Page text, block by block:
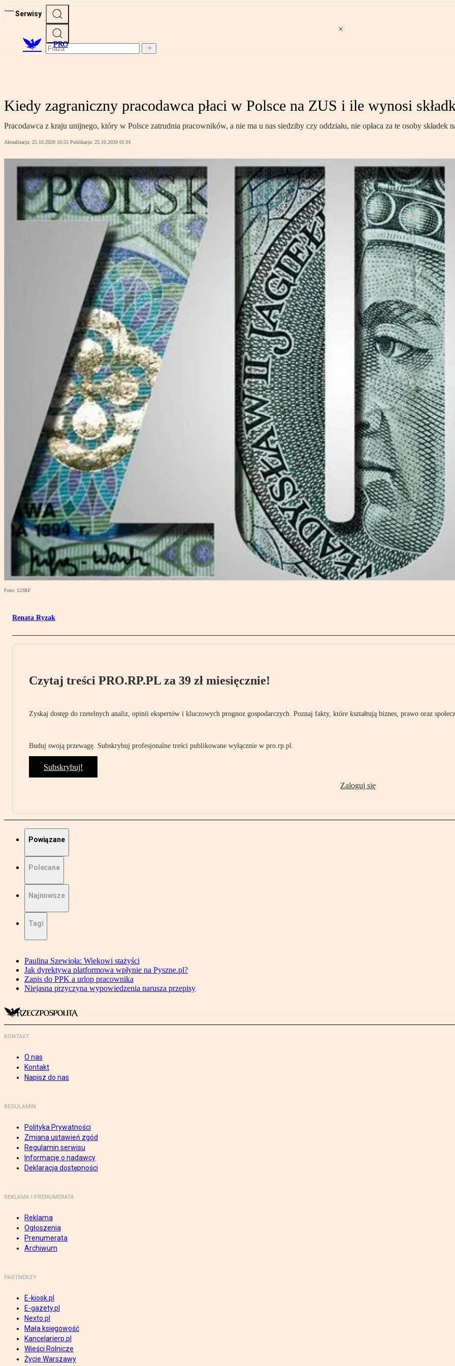
Serwisy
PRO
Kiedy zagraniczny pracodawca płaci w Polsce na ZUS i ile wynosi
Pracodawca z kraju unijnego, który w Polsce zatrudnia pracowników, a nie ma u nas siedziby czy oddziału, nie opłaca za te osoby
Aktualizacja: 25.10.2020 10:55 Publikacja: 25.10.2020 01:01
Foto: 123RF
Renata Ryzak
Czytaj treści PRO.RP.PL za 39 zł miesięcznie!
Zyskaj dostęp do rzetelnych analiz, opinii ekspertów i kluczowych prognoz gospodarczych. Poznaj fakty, które kształtują biznes, prawo oraz
Buduj swoją przewagę. Subskrybuj profesjonalne treści publikowane wyłącznie w pro.rp.pl.
Subskrybuj!
Zaloguj się
Powiązane
Polecane
Najnowsze
Tagi
Paulina Szewioła: Wiekowi stażyści
Jak dyrektywa platformowa wpłynie na Pyszne.pl?
Zapis do PPK a urlop pracownika
Niejasna przyczyna wypowiedzenia narusza przepisy
KONTAKT
O nas
Kontakt
Napisz do nas
REGULAMIN
Polityka Prywatności
Zmiana ustawień zgód
Regulamin serwisu
Informacje o nadawcy
Deklaracja dostępności
REKLAMA I PRENUMERATA
Reklama
Ogłoszenia
Prenumerata
Archiwum
PARTNERZY
E-kiosk.pl
E-gazety.pl
Nexto.pl
Mała księgowość
Kancelarierp.pl
Wieści Rolnicze
Życie Warszawy